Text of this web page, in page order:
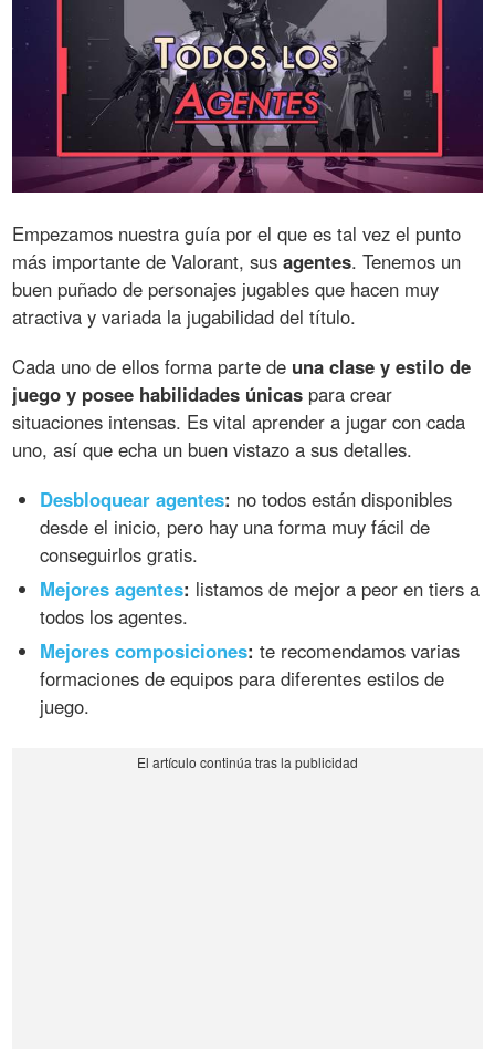
Empezamos nuestra guía por el que es tal vez el punto
más importante de Valorant, susagentes. Tenemos un
buen puñado de personajes jugables que hacen muy
atractiva y variada la jugabilidad del título.
Cada uno de ellos forma parte de una clase y estilo de
juego y posee habilidades únicas para crear
situaciones intensas. Es vital aprender a jugar con cada
uno, así que echa un buen vistazo a sus detalles.
Desbloquear agentes: no todos están disponibles
desde el inicio, pero hay una forma muy fácil de
conseguirlos gratis.
Mejores agentes: listamos de mejor a peor en tiers a
todos los agentes.
Mejores composiciones: te recomendamos varias
formaciones de equipos para diferentes estilos de
juego.